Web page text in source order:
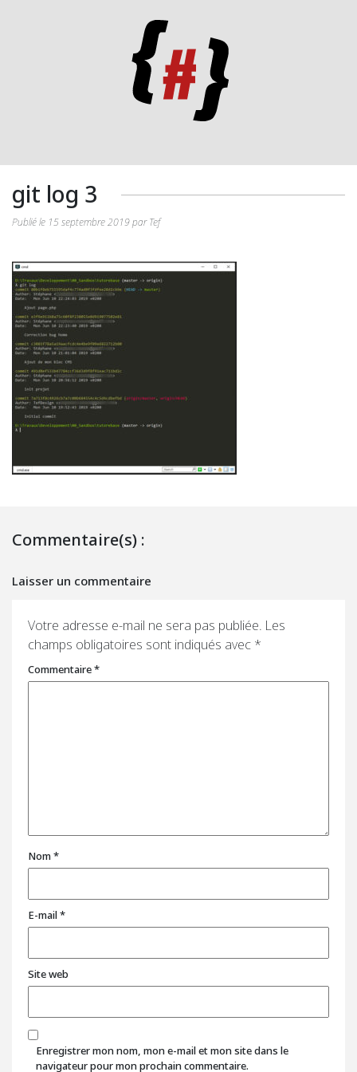
git log 3
Publié le 15 septembre 2019 par Tef
Commentaire(s) :
Laisser un commentaire
Votre adresse e-mail ne sera pas publiée. Les
champs obligatoires sont indiqués avec *
Commentaire*
Nom*
E-mail*
Site web
Enregistrer mon nom, mon e-mail et mon site dans le
navigateur pour mon prochain commentaire.